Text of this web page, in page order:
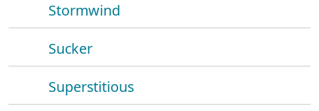
Stormwind
Sucker
Superstitious